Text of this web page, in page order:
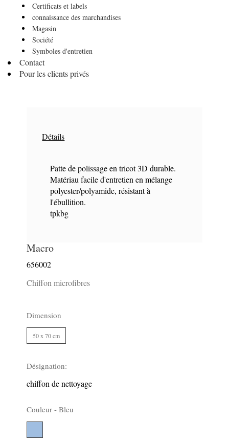
Certificats et labels
connaissance des marchandises
Magasin
Société
Symboles d'entretien
Contact
Pour les clients privés
Détails
Patte de polissage en tricot 3D durable.
Matériau facile d'entretien en mélange
polyester/polyamide, résistant à
l'ébullition.
tpkbg
Macro
656002
Chiffon microfibres
Dimension
50 x 70 cm
Désignation:
chiffon de nettoyage
Couleur -Bleu